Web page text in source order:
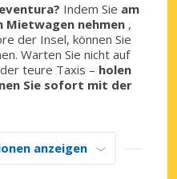
Indem Sie am
Mietwagen nehmen ,
der Insel, können Sie
Warten Sie nicht auf
teure Taxis – holen
Sie sofort mit der
anzeigen